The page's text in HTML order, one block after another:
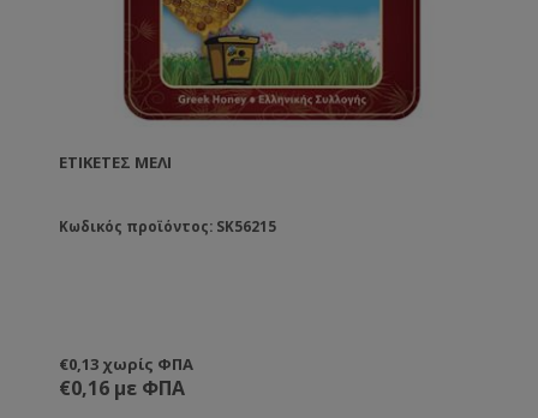
ΕΤΙΚΈΤΕΣ ΜΈΛΙ
Κωδικός προϊόντος: SK56215
€0,13 χωρίς ΦΠΑ
€0,16 με ΦΠΑ